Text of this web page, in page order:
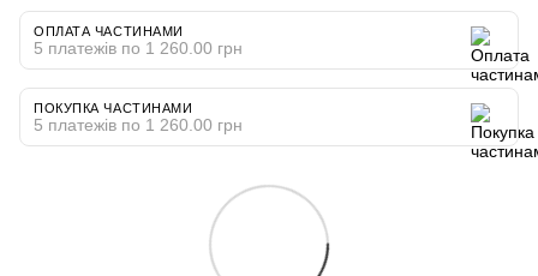
ОПЛАТА ЧАСТИНАМИ
5 платежів по 1 260.00 грн
ПОКУПКА ЧАСТИНАМИ
5 платежів по 1 260.00 грн